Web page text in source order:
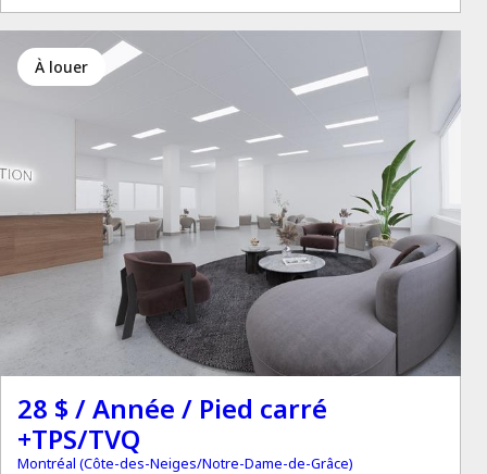
à louer
28 $ / Année / Pied carré
+TPS/TVQ
Montréal (Côte-des-Neiges/Notre-Dame-de-Grâce)